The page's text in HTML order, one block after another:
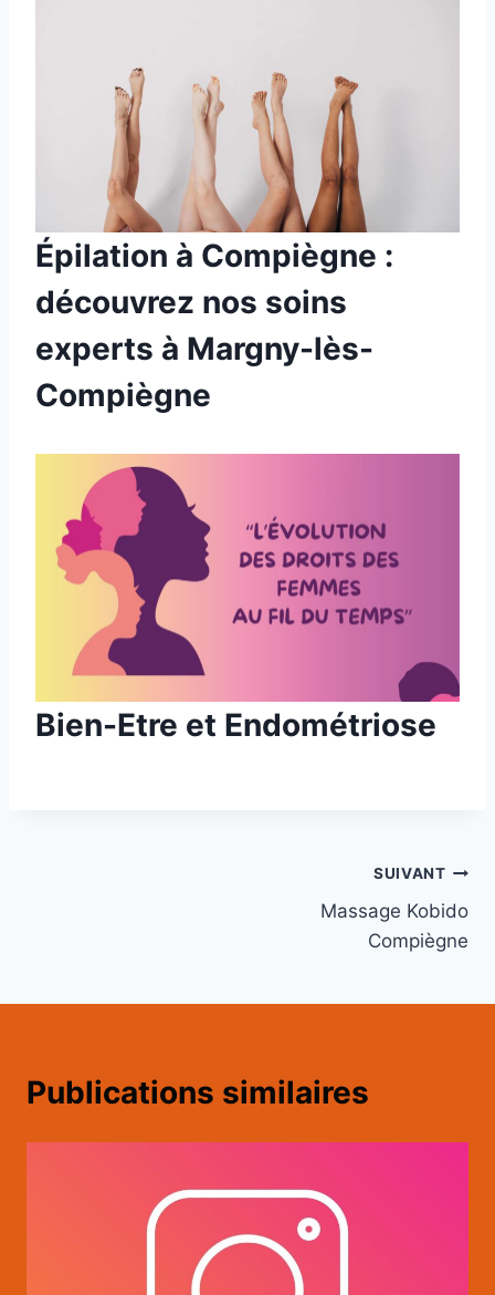
Épilation à Compiègne :
découvrez nos soins
experts à Margny-lès-
Compiègne
Bien-Etre et Endométriose
SUIVANT
Massage Kobido
Compiègne
Publications similaires